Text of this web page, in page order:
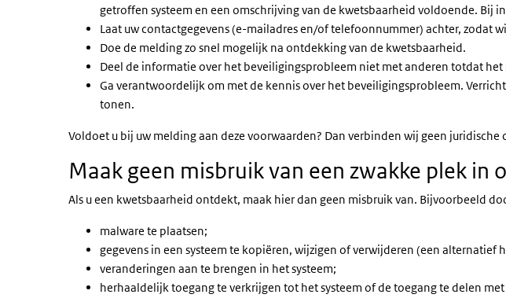
getroffen systeem en een omschrijving van de kwetsbaarheid voldoende.
Laat uw contactgegevens (e-mailadres en/of telefoonnummer) achter, zodat
Doe de melding zo snel mogelijk na ontdekking van de kwetsbaarheid.
Deel de informatie over het beveiligingsprobleem niet met anderen totdat het
Ga verantwoordelijk om met de kennis over het beveiligingsprobleem.
tonen.
Voldoet u bij uw melding aan deze voorwaarden? Dan verbinden wij geen juridische
Maak geen misbruik van een zwakke plek in
Als u een kwetsbaarheid ontdekt, maak hier dan geen misbruik van. Bijvoorbeeld
malware te plaatsen;
gegevens in een systeem te kopiëren, wijzigen of verwijderen (een alternatief
veranderingen aan te brengen in het systeem;
herhaaldelijk toegang te verkrijgen tot het systeem of de toegang te delen